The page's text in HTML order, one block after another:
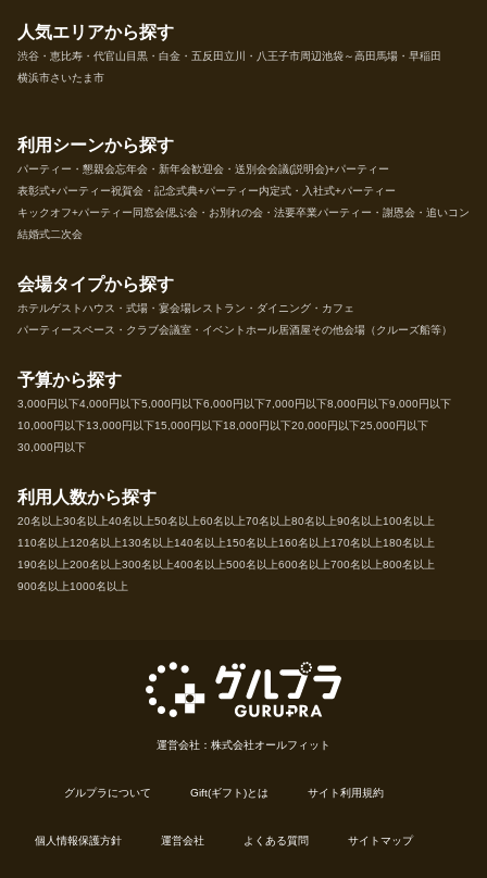
人気エリアから探す
渋谷・恵比寿・代官山目黒・白金・五反田立川・八王子市周辺池袋～高田馬場・早稲田
横浜市さいたま市
利用シーンから探す
パーティー・懇親会忘年会・新年会歓迎会・送別会会議(説明会)+パーティー
表彰式+パーティー祝賀会・記念式典+パーティー内定式・入社式+パーティー
キックオフ+パーティー 同窓会偲ぶ会・お別れの会・法要卒業パーティー・謝恩会・追いコン
結婚式二次会
会場タイプから探す
ホテルゲストハウス・式場・宴会場レストラン・ダイニング・カフェ
パーティースペース・クラブ会議室・イベントホール居酒屋その他会場（クルーズ船等）
予算から探す
3,000円以下4,000円以下5,000円以下6,000円以下7,000円以下8,000円以下9,000円以下
10,000円以下13,000円以下15,000円以下18,000円以下20,000円以下25,000円以下
30,000円以下
利用人数から探す
20名以上30名以上40名以上50名以上60名以上70名以上80名以上90名以上100名以上
110名以上120名以上130名以上140名以上150名以上160名以上170名以上180名以上
190名以上200名以上300名以上400名以上500名以上600名以上700名以上800名以上
900名以上1000名以上
運営会社：株式会社オールフィット
グルプラについて Gift(ギフト)とは サイト利用規約
個人情報保護方針 運営会社 よくある質問 サイトマップ